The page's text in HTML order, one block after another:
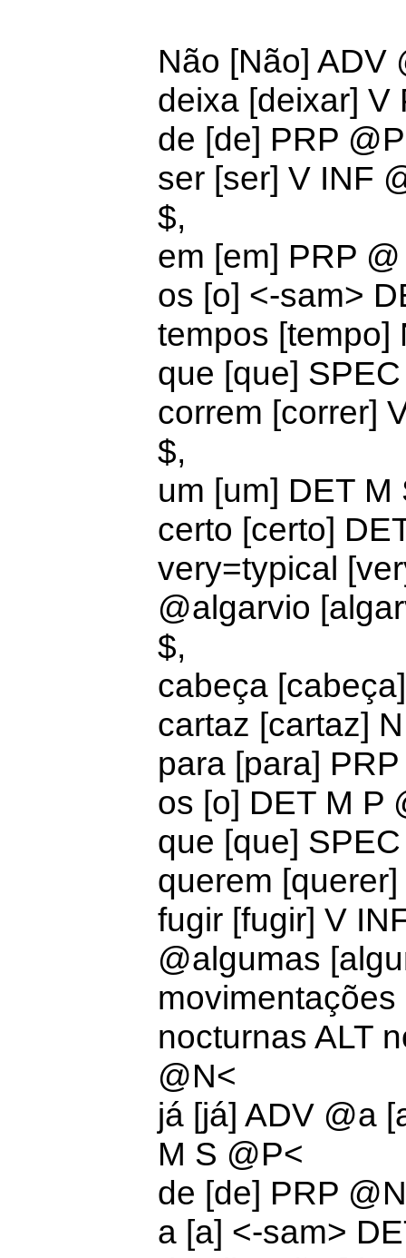
Não [Não] ADV
deixa [deixar] V
de [de] PRP
ser [ser] V INF
$,
em [em] PRP @
os [o] <-sam>
tempos [tempo]
que [que]
correm [correr]
$,
um [um] DET M
certo [certo]
very=typical
@algarvio
$,
cabeça
cartaz [cartaz]
para [para]
os [o] DET M P
que [que]
querem
fugir [fugir] V
@algumas
nocturnas ALT
@N<
já [já] ADV @a
M S @P<
de [de] PRP
a [a] <-sam>